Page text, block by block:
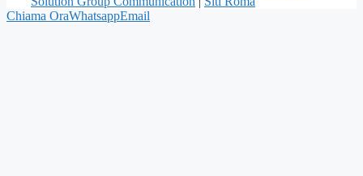
Chiama OraWhatsappEmail